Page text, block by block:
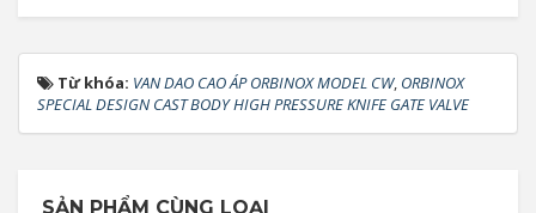
Từ khóa: VAN DAO CAO ÁP ORBINOX MODEL CW, ORBINOX
SPECIAL DESIGN CAST BODY HIGH PRESSURE KNIFE GATE VALVE
SẢN PHẨM CÙNG LOẠI